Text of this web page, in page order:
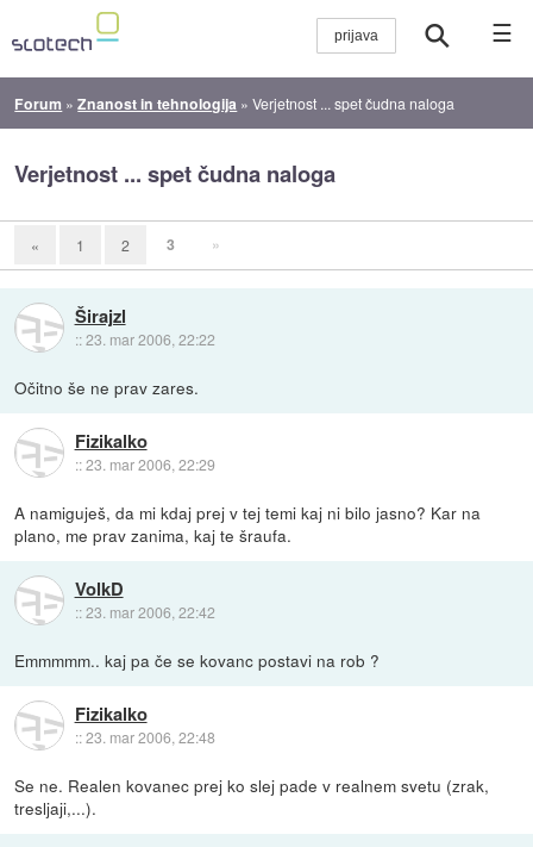
☰
Forum »Znanost in tehnologija »Verjetnost ... spet čudna naloga
Verjetnost ... spet čudna naloga
« 1 2 3 »
Širajzl
::23. mar 2006, 22:22
Očitno še ne prav zares.
Fizikalko
::23. mar 2006, 22:29
A namiguješ, da mi kdaj prej v tej temi kaj ni bilo jasno? Kar na
plano, me prav zanima, kaj te šraufa.
VolkD
::23. mar 2006, 22:42
Emmmmm.. kaj pa če se kovanc postavi na rob ?
Fizikalko
::23. mar 2006, 22:48
Se ne. Realen kovanec prej ko slej pade v realnem svetu (zrak,
tresljaji,...).